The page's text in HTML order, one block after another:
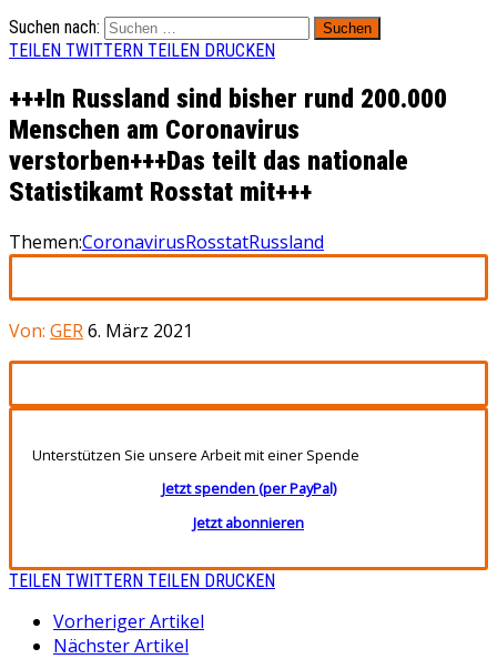
Suchen nach:
TEILEN TWITTERN TEILEN DRUCKEN
+++In Russland sind bisher rund 200.000
Menschen am Coronavirus
verstorben+++Das teilt das nationale
Statistikamt Rosstat mit+++
Themen:CoronavirusRosstatRussland
Von: GER6. März 2021
Unterstützen Sie unsere Arbeit mit einer Spende
Jetzt spenden (per PayPal)
Jetzt abonnieren
TEILEN TWITTERN TEILEN DRUCKEN
Vorheriger Artikel
Nächster Artikel